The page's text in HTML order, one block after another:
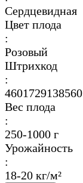
Сердцевидная
Цвет плода
:
Розовый
Штрихкод
:
4601729138560
Вес плода
:
250-1000 г
Урожайность
:
18-20 кг/м²